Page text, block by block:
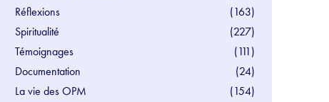
Réflexions
(163)
Spiritualité
(227)
Témoignages
(111)
Documentation
(24)
La vie des OPM
(154)